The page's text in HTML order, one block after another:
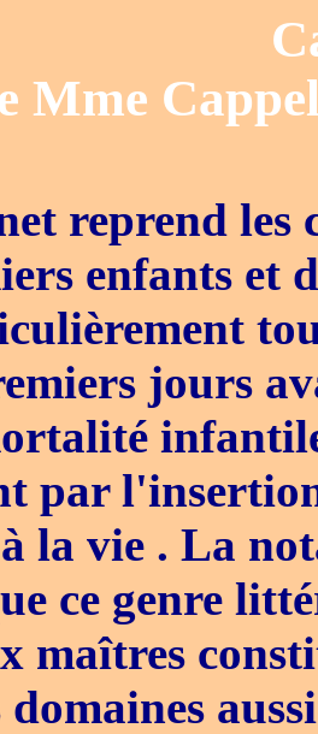
Mme
reprend les
enfants et
jours
par
la vie . La
ce genre
maîtres
domaines